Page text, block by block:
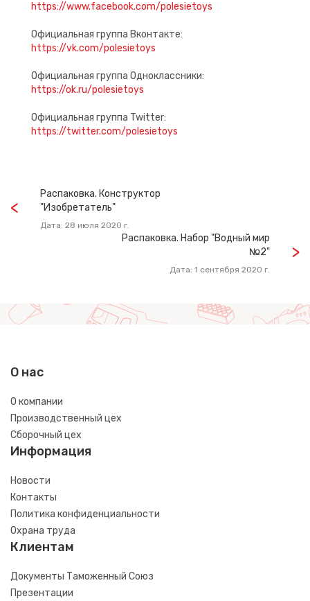
https://www.facebook.com/polesietoys
Официальная группа Вконтакте:
https://vk.com/polesietoys
Официальная группа Одноклассники:
https://ok.ru/polesietoys
Официальная группа Twitter:
https://twitter.com/polesietoys
Распаковка. Конструктор
"Изобретатель"
Дата: 28 июля 2020 г.
Распаковка. Набор "Водный мир
№2"
Дата: 1 сентября 2020 г.
О нас
О компании
Производственный цех
Сборочный цех
Информация
Новости
Контакты
Политика конфиденциальности
Охрана труда
Клиентам
Документы Таможенный Союз
Презентации